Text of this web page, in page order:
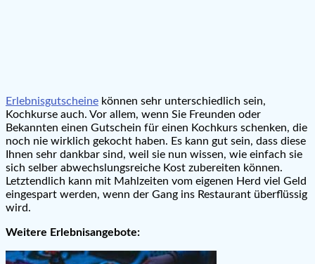
Erlebnisgutscheine können sehr unterschiedlich sein,
Kochkurse auch. Vor allem, wenn Sie Freunden oder
Bekannten einen Gutschein für einen Kochkurs schenken, die
noch nie wirklich gekocht haben. Es kann gut sein, dass diese
Ihnen sehr dankbar sind, weil sie nun wissen, wie einfach sie
sich selber abwechslungsreiche Kost zubereiten können.
Letztendlich kann mit Mahlzeiten vom eigenen Herd viel Geld
eingespart werden, wenn der Gang ins Restaurant überflüssig
wird.
Weitere Erlebnisangebote: